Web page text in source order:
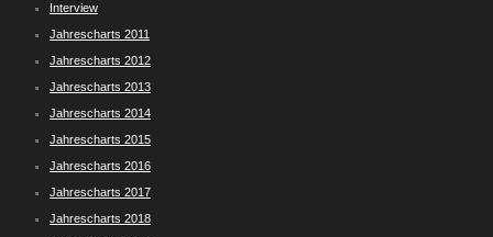
Interview
Jahrescharts 2011
Jahrescharts 2012
Jahrescharts 2013
Jahrescharts 2014
Jahrescharts 2015
Jahrescharts 2016
Jahrescharts 2017
Jahrescharts 2018